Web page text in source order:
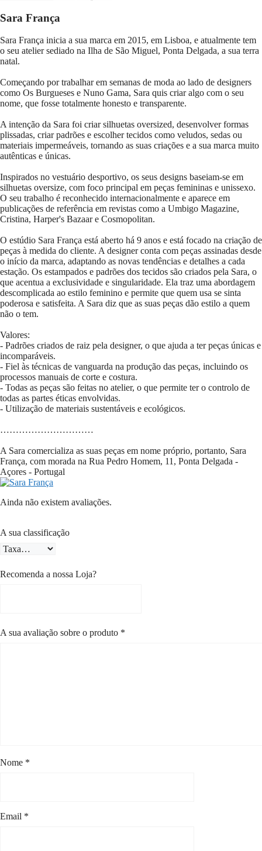
Sara França
Sara França inicia a sua marca em 2015, em Lisboa, e atualmente tem
o seu atelier sediado na Ilha de São Miguel, Ponta Delgada, a sua terra
natal.
Começando por trabalhar em semanas de moda ao lado de designers
como Os Burgueses e Nuno Gama, Sara quis criar algo com o seu
nome, que fosse totalmente honesto e transparente.
A intenção da Sara foi criar silhuetas oversized, desenvolver formas
plissadas, criar padrões e escolher tecidos como veludos, sedas ou
materiais impermeáveis, tornando as suas criações e a sua marca muito
autênticas e únicas.
Inspirados no vestuário desportivo, os seus designs baseiam-se em
silhuetas oversize, com foco principal em peças femininas e unissexo.
O seu trabalho é reconhecido internacionalmente e aparece em
publicações de referência em revistas como a Umbigo Magazine,
Cristina, Harper's Bazaar e Cosmopolitan.
O estúdio Sara França está aberto há 9 anos e está focado na criação de
peças à medida do cliente. A designer conta com peças assinadas desde
o início da marca, adaptando as novas tendências e detalhes a cada
estação. Os estampados e padrões dos tecidos são criados pela Sara, o
que acentua a exclusividade e singularidade. Ela traz uma abordagem
descomplicada ao estilo feminino e permite que quem usa se sinta
poderosa e satisfeita. A Sara diz que as suas peças dão estilo a quem
não o tem.
Valores:
- Padrões criados de raiz pela designer, o que ajuda a ter peças únicas e
incomparáveis.
- Fiel às técnicas de vanguarda na produção das peças, incluindo os
processos manuais de corte e costura.
- Todas as peças são feitas no atelier, o que permite ter o controlo de
todas as partes éticas envolvidas.
- Utilização de materiais sustentáveis e ecológicos.
…………………………
A Sara comercializa as suas peças em nome próprio, portanto, Sara
França, com morada na Rua Pedro Homem, 11, Ponta Delgada -
Açores - Portugal
Ainda não existem avaliações.
A sua classificação
Recomenda a nossa Loja?
A sua avaliação sobre o produto *
Nome *
Email *